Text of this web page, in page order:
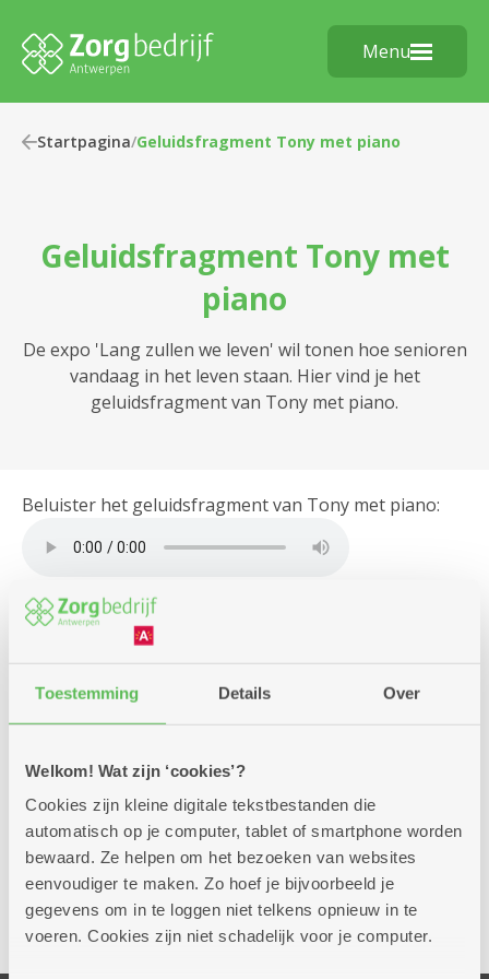
Toestemming Details Over
Welkom! Wat zijn ‘cookies’?
Cookies zijn kleine digitale tekstbestanden die
automatisch op je computer, tablet of smartphone worden
bewaard. Ze helpen om het bezoeken van websites
eenvoudiger te maken. Zo hoef je bijvoorbeeld je
gegevens om in te loggen niet telkens opnieuw in te
voeren. Cookies zijn niet schadelijk voor je computer.
Menu
Startpagina/Geluidsfragment Tony met piano
Geluidsfragment Tony met
piano
De expo 'Lang zullen we leven' wil tonen hoe senioren
vandaag in het leven staan. Hier vind je het
geluidsfragment van Tony met piano.
Beluister het geluidsfragment van Tony met piano:
De expo 'Lang zullen we leven' is geen gewone
portetten
van fotografe Greetje Van Buggenhout,
verrassende verhalen
Om het plaatje te vervolledigen, kan je
audiofragmenten
Bezoek de expo 'Lang zullen we leven'
Delen